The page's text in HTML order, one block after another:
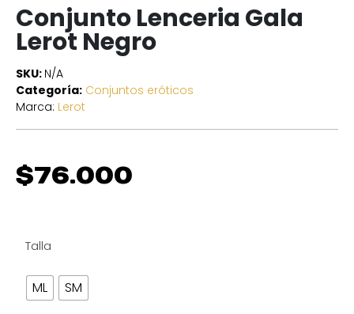
Conjunto Lenceria Gala
Lerot Negro
SKU: N/A
Categoría: Conjuntos eróticos
Marca: Lerot
$76.000
Talla
ML SM